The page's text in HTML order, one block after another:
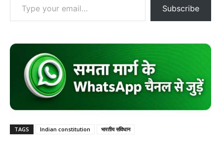
Subscribe
TAGS Indian constitution भारतीय संविधान